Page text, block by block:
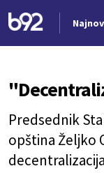
Predsednik
opština Željko